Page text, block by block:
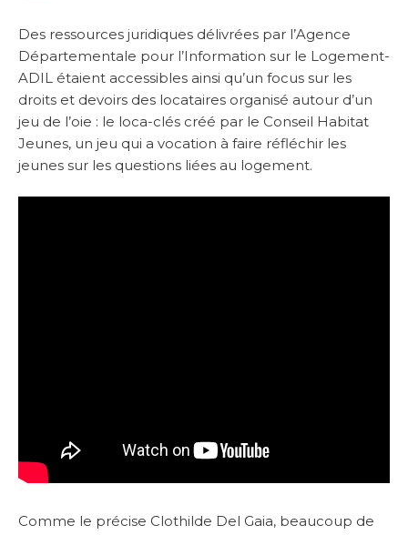
Des ressources juridiques délivrées par l’Agence
Départementale pour l’Information sur le Logement-
ADIL étaient accessibles ainsi qu’un focus sur les
droits et devoirs des locataires organisé autour d’un
jeu de l’oie : le loca-clés créé par le Conseil Habitat
Jeunes, un jeu qui a vocation à faire réfléchir les
jeunes sur les questions liées au logement.
Comme le précise Clothilde Del Gaia, beaucoup de